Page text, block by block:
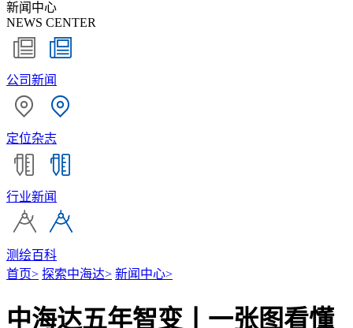
新闻中心
NEWS CENTER
公司新闻
定位杂志
行业新闻
测绘百科
首页> 探索中海达> 新闻中心>
中海达五年智变丨一张图看懂